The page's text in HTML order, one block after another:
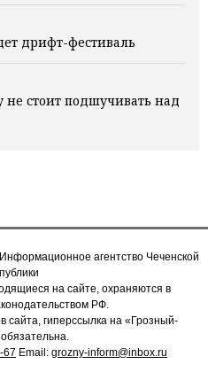
дрифт-фестиваль
не стоит подшучивать над
агентство Чеченской
на сайте, охраняются в
РФ.
сайта, гиперссылка на «Грозный-
67 Email: grozny-inform@inbox.ru